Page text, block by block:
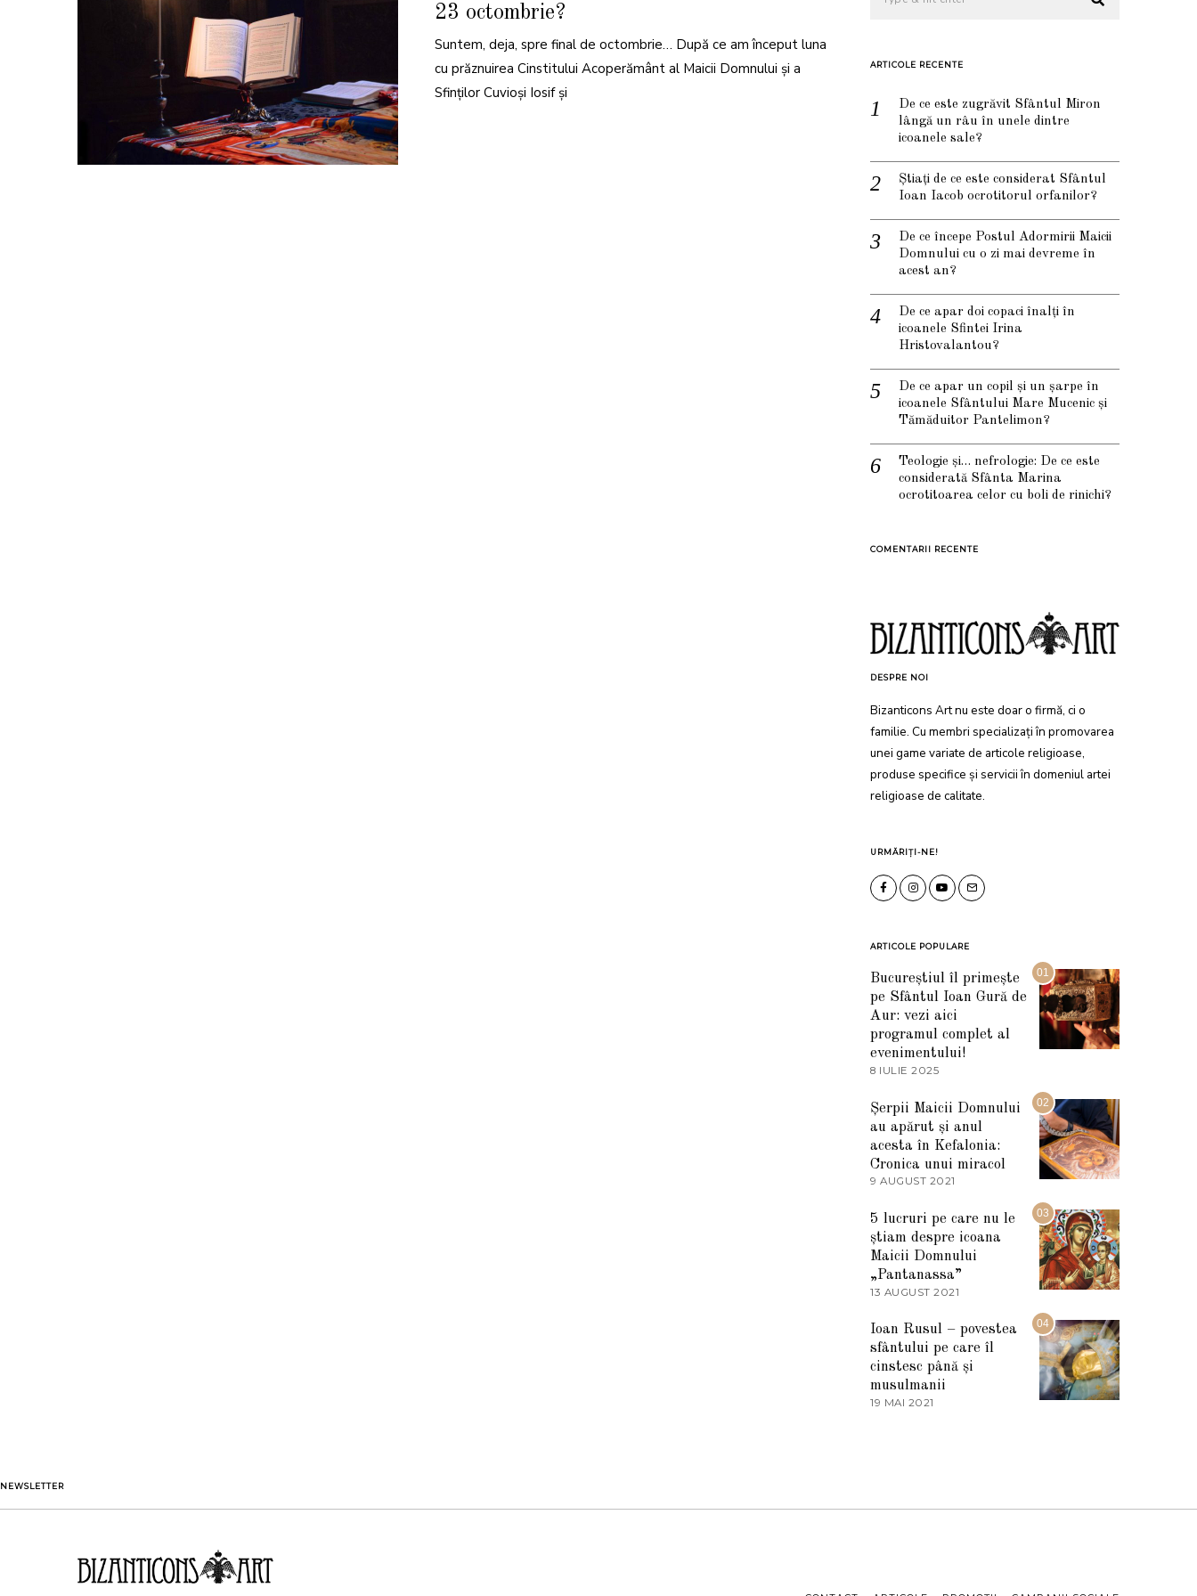
O
M
R
I
E
2
2
23 octombrie?
Suntem, deja, spre final de octombrie… După ce am început luna
cu prăznuirea Cinstitului Acoperământ al Maicii Domnului și a
Sfinților Cuvioși Iosif și
ARTICOLE RECENTE
De ce este zugrăvit Sfântul Miron
lângă un râu în unele dintre
icoanele sale?
Știați de ce este considerat Sfântul
Ioan Iacob ocrotitorul orfanilor?
De ce începe Postul Adormirii Maicii
Domnului cu o zi mai devreme în
acest an?
De ce apar doi copaci înalți în
icoanele Sfintei Irina
Hristovalantou?
De ce apar un copil și un șarpe în
icoanele Sfântului Mare Mucenic și
Tămăduitor Pantelimon?
Teologie și… nefrologie: De ce este
considerată Sfânta Marina
ocrotitoarea celor cu boli de rinichi?
COMENTARII RECENTE
DESPRE NOI
Bizanticons Art nu este doar o firmă, ci o
familie. Cu membri specializați în promovarea
unei game variate de articole religioase,
produse specifice și servicii în domeniul artei
religioase de calitate.
URMĂRIȚI-NE!
ARTICOLE POPULARE
01
Bucureștiul îl primește
pe Sfântul Ioan Gură de
Aur: vezi aici
programul complet al
evenimentului!
8 IULIE 2025
U
L
I
2
0
5
02
Șerpii Maicii Domnului
au apărut și anul
acesta în Kefalonia:
Cronica unui miracol
9 AUGUST 2021
A
R
T
I
2
2
2
03
5 lucruri pe care nu le
știam despre icoana
Maicii Domnului
„Pantanassa”
13 AUGUST 2021
U
G
U
S
04
Ioan Rusul – povestea
sfântului pe care îl
cinstesc până și
musulmanii
19 MAI 2021
NEWSLETTER